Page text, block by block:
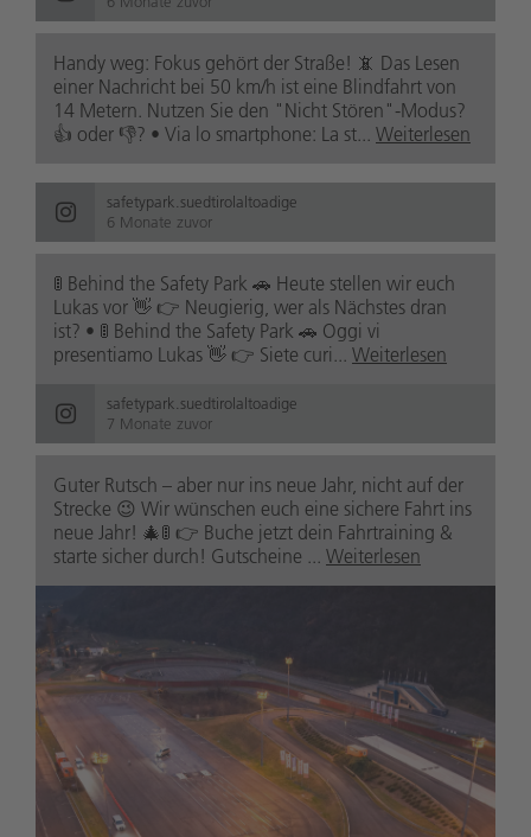
Handy weg: Fokus gehört der Straße! 📵 Das Lesen
einer Nachricht bei 50 km/h ist eine Blindfahrt von
14 Metern. Nutzen Sie den "Nicht Stören"-Modus?
👍 oder 👎? • Via lo smartphone: La st... Weiterlesen
safetypark.suedtirolaltoadige
6 Monate zuvor
🚦 Behind the Safety Park 🚗 Heute stellen wir euch
Lukas vor 👋 👉 Neugierig, wer als Nächstes dran
ist? • 🚦 Behind the Safety Park 🚗 Oggi vi
presentiamo Lukas 👋 👉 Siete curi... Weiterlesen
safetypark.suedtirolaltoadige
7 Monate zuvor
Guter Rutsch – aber nur ins neue Jahr, nicht auf der
Strecke 😉 Wir wünschen euch eine sichere Fahrt ins
neue Jahr! 🎄🚦 👉 Buche jetzt dein Fahrtraining &
starte sicher durch! Gutscheine ... Weiterlesen